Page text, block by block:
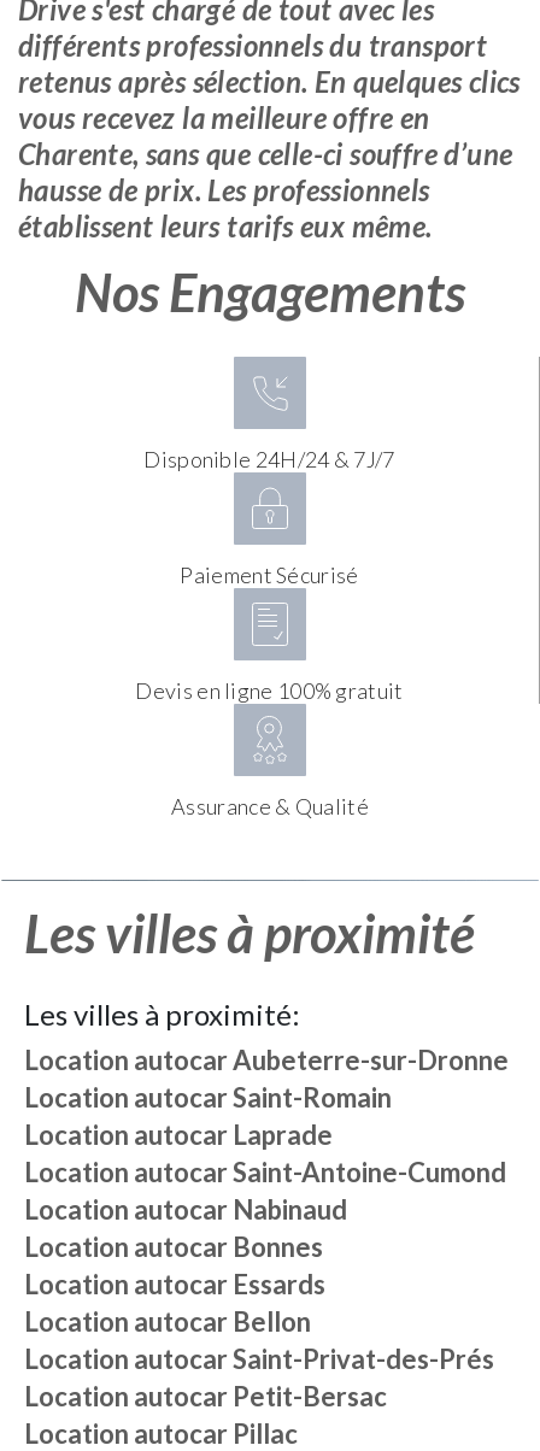
Drive s'est chargé de tout avec les
différents professionnels du transport
retenus après sélection. En quelques clics
vous recevez la meilleure offre en
Charente, sans que celle-ci souffre d’une
hausse de prix. Les professionnels
établissent leurs tarifs eux même.
Nos Engagements
Disponible 24H/24 & 7J/7
Paiement Sécurisé
Devis en ligne 100% gratuit
Assurance & Qualité
Les villes à proximité
Les villes à proximité:
Location autocarAubeterre-sur-Dronne
Location autocarSaint-Romain
Location autocar Laprade
Location autocarSaint-Antoine-Cumond
Location autocar Nabinaud
Location autocar Bonnes
Location autocar Essards
Location autocar Bellon
Location autocarSaint-Privat-des-Prés
Location autocar Petit-Bersac
Location autocar Pillac